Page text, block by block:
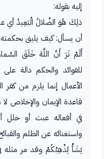
إليه بقوله:
ذلِكَ هُوَ الضَّلالُ الْبَعِيدُ أي
أن يسأل: كيف يليق
أَلَمْ تَرَ أَنَّ اللَّهَ خَلَقَ
للفوائد والحكم دالة
الأعمال إنما يلزم من كفر
قاعدة الإيمان والإخلاص
في أفعاله عبث أو خلل
واستغنائه عن الظلم
يَشَأْ يُذْهِبْكُمْ وقد مر مثله